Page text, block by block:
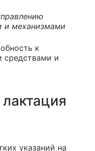
и механизмами
к
средствами и
указаний на